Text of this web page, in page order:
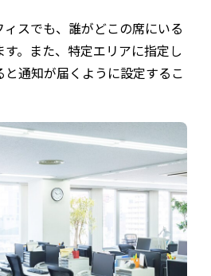
スでも、誰がどこの席にいる
。また、特定エリアに指定し
通知が届くように設定するこ